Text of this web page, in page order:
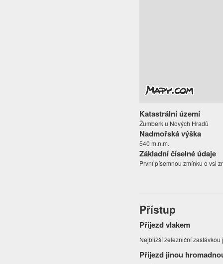
Katastrální území
Žumberk u Nových Hradů
Nadmořská výška
540 m.n.m.
Základní číselné údaje
První písemnou zmínku o vsi
Přístup
Příjezd vlakem
Nejbližší železniční zastávkou
Příjezd jinou